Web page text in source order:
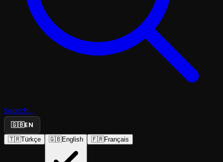
Search...
🇬🇧EN
🇹🇷Türkçe 🇬🇧English 🇫🇷Français